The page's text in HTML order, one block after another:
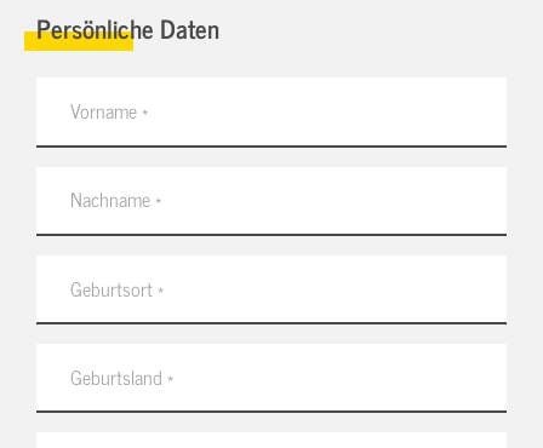
Persönliche Daten